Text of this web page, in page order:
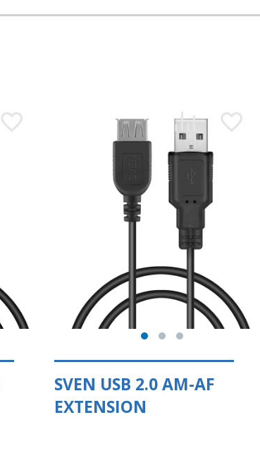
SVEN USB 2.0 AM-AF
EXTENSION